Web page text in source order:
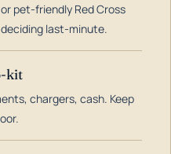
pet-friendly Red Cross
last-minute.
kit
chargers, cash. Keep